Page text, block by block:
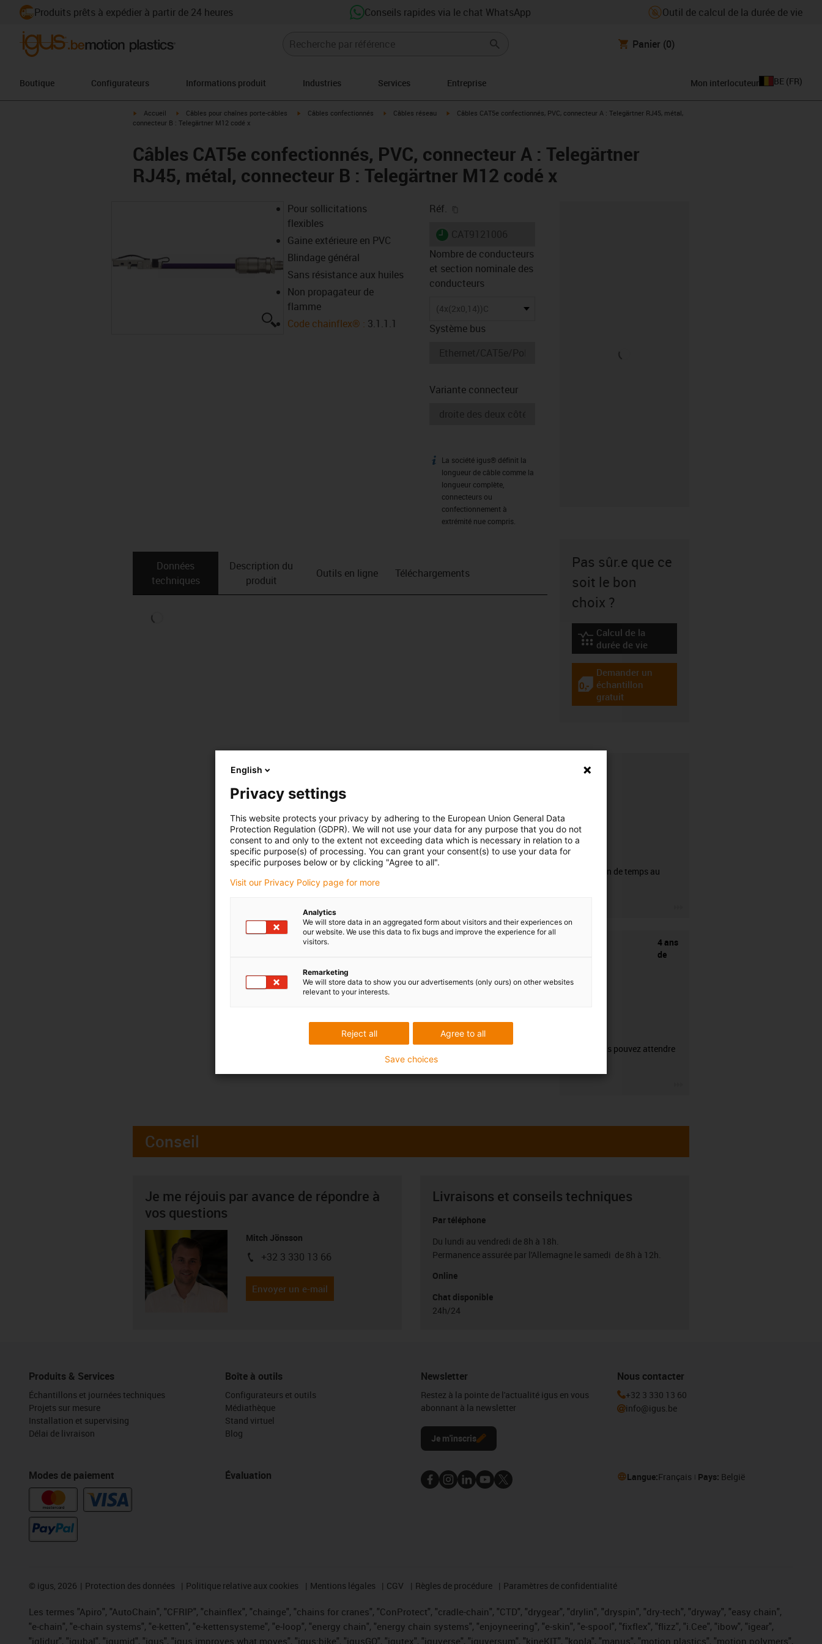
Produits prêts à expédier à partir de 24 heures Conseils rapides via le chat WhatsApp Outil de calcul de la durée de vie
Panier (0)
Boutique Configurateurs Informations produit Industries Services Entreprise Mon interlocuteur BE (FR)
igus-icon-arrow-right
Accueil igus-icon-arrow-right
Câbles pour chaînes porte-câbles igus-icon-arrow-right
Câbles confectionnés igus-icon-arrow-right
Câbles réseau igus-icon-arrow-right
Câbles CAT5e confectionnés, PVC, connecteur A : Telegärtner RJ45, métal,
connecteur B : Telegärtner M12 codé x
Câbles CAT5e confectionnés, PVC, connecteur A : Telegärtner
RJ45, métal, connecteur B : Telegärtner M12 codé x
igus-icon-lupe
Pour sollicitations
flexibles
Gaine extérieure en PVC
Blindage général
Sans résistance aux huiles
Non propagateur de
flamme
Code chainflex® : 3.1.1.1
Réf.
igus-icon-lieferzeit
Nombre de conducteurs
et section nominale des
conducteurs
(4x(2x0,14))C
Système bus
Variante connecteur
igus-icon-info
La société igus® définit la
longueur de câble comme la
longueur complète,
connecteurs ou
confectionnement à
extrémité nue compris.
Données
techniques
Description du
produit
Outils en ligne Téléchargements
Pas sûr.e que ce
soit le bon
choix ?
igus-icon-lebensdauerrechner
Calcul de la
durée de vie
igus-icon-gratismuster
Demander un
échantillon
gratuit
CFRIP®
50% de gain de temps au
4 ans
de
Ce que vous pouvez attendre
Conseil
Je me réjouis par avance de répondre à
vos questions
Mitch Jönsson
igus-icon-phone
+32 3 330 13 66
Envoyer un e-mail
Livraisons et conseils techniques
Par téléphone
Du lundi au vendredi de 8h à 18h.
Permanence assurée par l'Allemagne le samedi de 8h à 12h.
Online
Chat disponible
24h/24
Produits & Services
Échantillons et journées techniques
Projets sur mesure
Installation et supervising
Délai de livraison
Modes de paiement
Boîte à outils
Configurateurs et outils
Médiathèque
Stand virtuel
Blog
Évaluation
Newsletter
Restez à la pointe de l'actualité igus en vous
abonnant à la newsletter
Je m'inscris
Nous contacter
+32 3 330 13 60
info@igus.be
Langue:Français Pays: België
© igus, 2026 Protection des données Politique relative aux cookies Mentions légales CGV Règles de procédure Paramètres de confidentialité
Les termes "Apiro", "AutoChain", "CFRIP", "chainflex", "chainge", "chains for cranes", "ConProtect", "cradle-chain", "CTD", "drygear", "drylin", "dryspin", "dry-tech", "dryway", "easy chain",
"e-chain", "e-chain systems", "e-ketten", "e-kettensysteme", "e-loop", "energy chain", "energy chain systems", "enjoyneering", "e-skin", "e-spool", "fixflex", "flizz", "i.Cee", "ibow", "igear",
"iglidur", "igubal", "igumid", "igus", "igus improves what moves", "igus:bike", "igusGO", "igutex", "iguverse", "iguversum", "kineKIT", "kopla", "manus", "motion plastics", "motion polymers",
English
Privacy settings
This website protects your privacy by adhering to the European Union General Data
Protection Regulation (GDPR). We will not use your data for any purpose that you do not
consent to and only to the extent not exceeding data which is necessary in relation to a
specific purpose(s) of processing. You can grant your consent(s) to use your data for
specific purposes below or by clicking "Agree to all".
Visit our Privacy Policy page for more
Analytics
We will store data in an aggregated form about visitors and their experiences on
our website. We use this data to fix bugs and improve the experience for all
visitors.
Remarketing
We will store data to show you our advertisements (only ours) on other websites
relevant to your interests.
Agree to all
Reject all
Save choices